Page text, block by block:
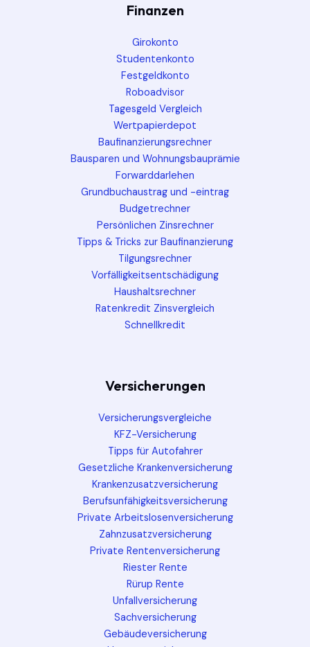
Finanzen
Girokonto
Studentenkonto
Festgeldkonto
Roboadvisor
Tagesgeld Vergleich
Wertpapierdepot
Baufinanzierungsrechner
Bausparen und Wohnungsbauprämie
Forwarddarlehen
Grundbuchaustrag und -eintrag
Budgetrechner
Persönlichen Zinsrechner
Tipps & Tricks zur Baufinanzierung
Tilgungsrechner
Vorfälligkeitsentschädigung
Haushaltsrechner
Ratenkredit Zinsvergleich
Schnellkredit
Versicherungen
Versicherungsvergleiche
KFZ-Versicherung
Tipps für Autofahrer
Gesetzliche Krankenversicherung
Krankenzusatzversicherung
Berufsunfähigkeitsversicherung
Private Arbeitslosenversicherung
Zahnzusatzversicherung
Private Rentenversicherung
Riester Rente
Rürup Rente
Unfallversicherung
Sachversicherung
Gebäudeversicherung